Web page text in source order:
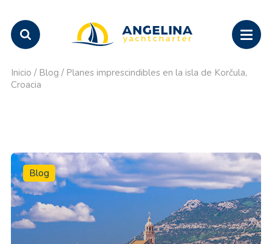
Inicio / Blog / Planes imprescindibles en la isla de Korčula,
Croacia
Blog